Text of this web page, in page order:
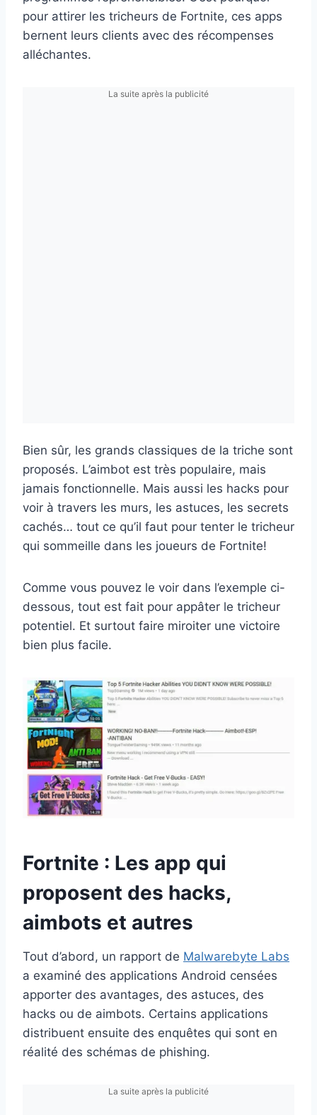
pour attirer les tricheurs de Fortnite, ces apps
bernent leurs clients avec des récompenses
alléchantes.
La suite après la publicité
Bien sûr, les grands classiques de la triche sont
proposés. L’aimbot est très populaire, mais
jamais fonctionnelle. Mais aussi les hacks pour
voir à travers les murs, les astuces, les secrets
cachés… tout ce qu’il faut pour tenter le tricheur
qui sommeille dans les joueurs de Fortnite!
Comme vous pouvez le voir dans l’exemple ci-
dessous, tout est fait pour appâter le tricheur
potentiel. Et surtout faire miroiter une victoire
bien plus facile.
Fortnite : Les app qui
proposent des hacks,
aimbots et autres
Tout d’abord, un rapport de Malwarebyte Labs
a examiné des applications Android censées
apporter des avantages, des astuces, des
hacks ou de aimbots. Certains applications
distribuent ensuite des enquêtes qui sont en
réalité des schémas de phishing.
La suite après la publicité